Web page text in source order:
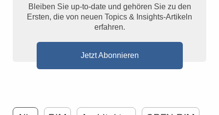
Bleiben Sie up-to-date und gehören Sie zu den
Ersten, die von neuen Topics & Insights-Artikeln
erfahren.
Jetzt Abonnieren